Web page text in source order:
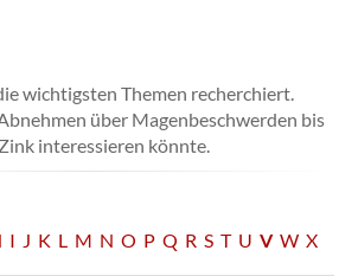
wichtigsten Themen recherchiert.
über Magenbeschwerden bis
interessieren könnte.
I J K L M N O P Q R S T U V W X